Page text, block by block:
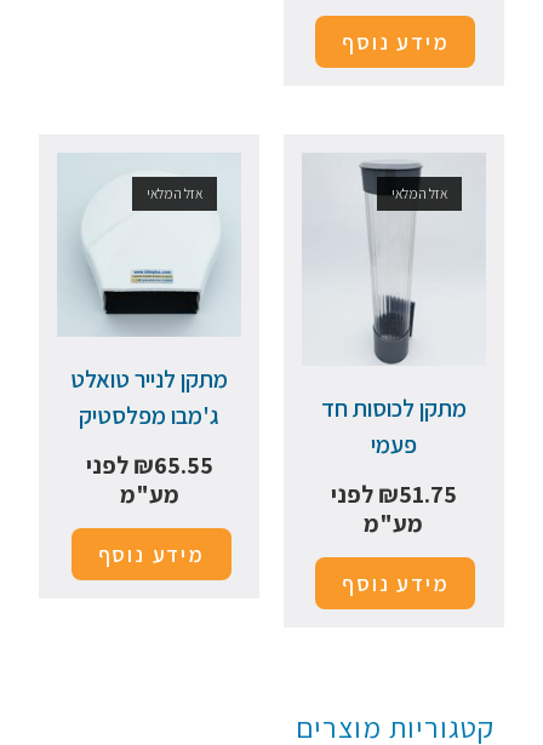
מידע נוסף
אזל המלאי
מתקן לכוסות חד
פעמי
₪51.75
לפני
מע"מ
מידע נוסף
אזל המלאי
מתקן לנייר טואלט
ג'מבו מפלסטיק
₪65.55
לפני
מע"מ
מידע נוסף
קטגוריות מוצרים